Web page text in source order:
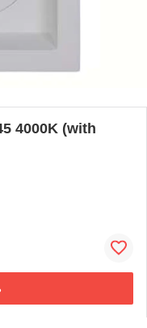
4000K (with